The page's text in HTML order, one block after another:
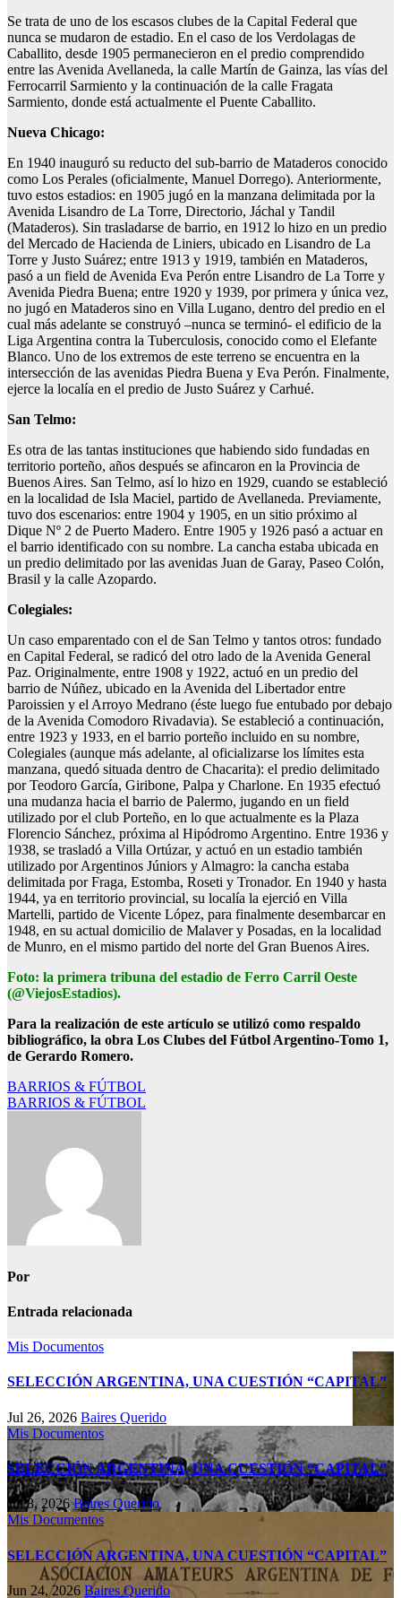
Se trata de uno de los escasos clubes de la Capital Federal que
nunca se mudaron de estadio. En el caso de los Verdolagas de
Caballito, desde 1905 permanecieron en el predio comprendido
entre las Avenida Avellaneda, la calle Martín de Gainza, las vías del
Ferrocarril Sarmiento y la continuación de la calle Fragata
Sarmiento, donde está actualmente el Puente Caballito.
Nueva Chicago:
En 1940 inauguró su reducto del sub-barrio de Mataderos conocido
como Los Perales (oficialmente, Manuel Dorrego). Anteriormente,
tuvo estos estadios: en 1905 jugó en la manzana delimitada por la
Avenida Lisandro de La Torre, Directorio, Jáchal y Tandil
(Mataderos). Sin trasladarse de barrio, en 1912 lo hizo en un predio
del Mercado de Hacienda de Liniers, ubicado en Lisandro de La
Torre y Justo Suárez; entre 1913 y 1919, también en Mataderos,
pasó a un field de Avenida Eva Perón entre Lisandro de La Torre y
Avenida Piedra Buena; entre 1920 y 1939, por primera y única vez,
no jugó en Mataderos sino en Villa Lugano, dentro del predio en el
cual más adelante se construyó –nunca se terminó- el edificio de la
Liga Argentina contra la Tuberculosis, conocido como el Elefante
Blanco. Uno de los extremos de este terreno se encuentra en la
intersección de las avenidas Piedra Buena y Eva Perón. Finalmente,
ejerce la localía en el predio de Justo Suárez y Carhué.
San Telmo:
Es otra de las tantas instituciones que habiendo sido fundadas en
territorio porteño, años después se afincaron en la Provincia de
Buenos Aires. San Telmo, así lo hizo en 1929, cuando se estableció
en la localidad de Isla Maciel, partido de Avellaneda. Previamente,
tuvo dos escenarios: entre 1904 y 1905, en un sitio próximo al
Dique Nº 2 de Puerto Madero. Entre 1905 y 1926 pasó a actuar en
el barrio identificado con su nombre. La cancha estaba ubicada en
un predio delimitado por las avenidas Juan de Garay, Paseo Colón,
Brasil y la calle Azopardo.
Colegiales:
Un caso emparentado con el de San Telmo y tantos otros: fundado
en Capital Federal, se radicó del otro lado de la Avenida General
Paz. Originalmente, entre 1908 y 1922, actuó en un predio del
barrio de Núñez, ubicado en la Avenida del Libertador entre
Paroissien y el Arroyo Medrano (éste luego fue entubado por debajo
de la Avenida Comodoro Rivadavia). Se estableció a continuación,
entre 1923 y 1933, en el barrio porteño incluido en su nombre,
Colegiales (aunque más adelante, al oficializarse los límites esta
manzana, quedó situada dentro de Chacarita): el predio delimitado
por Teodoro García, Giribone, Palpa y Charlone. En 1935 efectuó
una mudanza hacia el barrio de Palermo, jugando en un field
utilizado por el club Porteño, en lo que actualmente es la Plaza
Florencio Sánchez, próxima al Hipódromo Argentino. Entre 1936 y
1938, se trasladó a Villa Ortúzar, y actuó en un estadio también
utilizado por Argentinos Júniors y Almagro: la cancha estaba
delimitada por Fraga, Estomba, Roseti y Tronador. En 1940 y hasta
1944, ya en territorio provincial, su localía la ejerció en Villa
Martelli, partido de Vicente López, para finalmente desembarcar en
1948, en su actual domicilio de Malaver y Posadas, en la localidad
de Munro, en el mismo partido del norte del Gran Buenos Aires.
Foto: la primera tribuna del estadio de Ferro Carril Oeste
(@ViejosEstadios).
Para la realización de este artículo se utilizó como respaldo
bibliográfico, la obra Los Clubes del Fútbol Argentino-Tomo 1,
de Gerardo Romero.
Navegación
de
BARRIOS & FÚTBOL
BARRIOS & FÚTBOL
Por
Entrada relacionada
Mis Documentos
SELECCIÓN ARGENTINA, UNA CUESTIÓN “CAPITAL”
Jul 26, 2026 Baires Querido
Mis Documentos
SELECCIÓN ARGENTINA, UNA CUESTIÓN “CAPITAL”
Jul 8, 2026Baires Querido
Mis Documentos
SELECCIÓN ARGENTINA, UNA CUESTIÓN “CAPITAL”
Jun 24, 2026 Baires Querido